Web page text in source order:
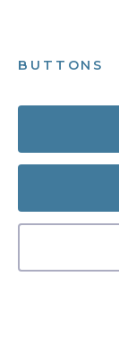
BUTTONS